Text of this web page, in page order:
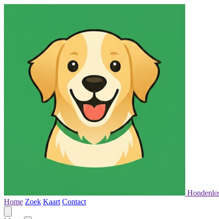
Home Zoek Kaart Contact